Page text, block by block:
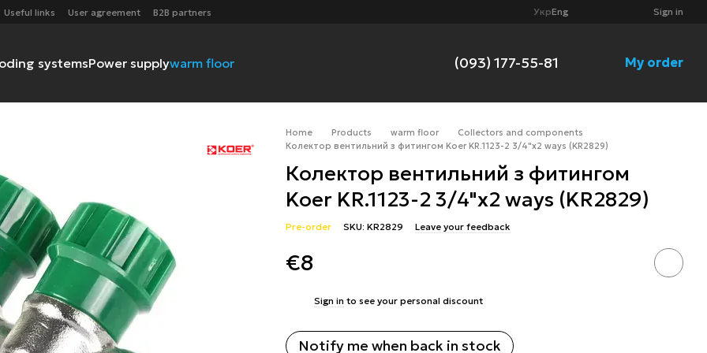
Useful links User agreement B2B partners УкрEng Sign in
systemsPower supplywarm floor (093) 177-55-81 My order
Home Products warm floor
Collectors and components
Колектор вентильний з фитингом Koer KR.1123-2 3/4"x2 ways (KR2829)
Колектор вентильний з фитингом
Koer KR.1123-2 3/4"x2 ways (KR2829)
Pre-order SKU: KR2829 Leave your feedback
€8
Sign in to see your personal discount
Notify me when back in stock